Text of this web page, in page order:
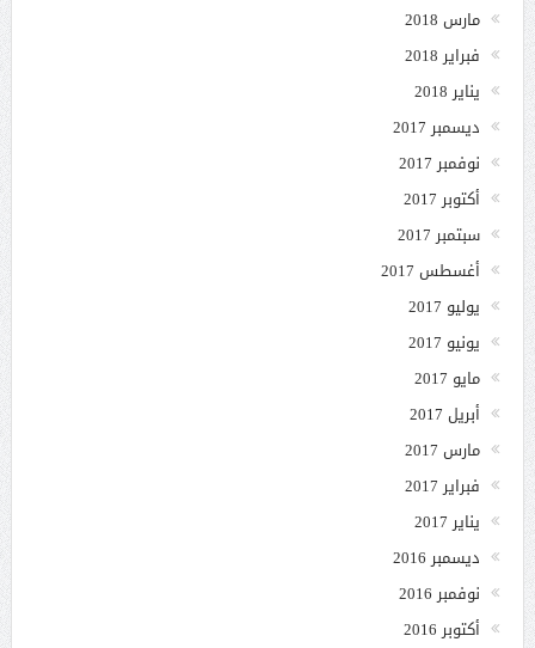
مارس 2018
فبراير 2018
يناير 2018
ديسمبر 2017
نوفمبر 2017
أكتوبر 2017
سبتمبر 2017
أغسطس 2017
يوليو 2017
يونيو 2017
مايو 2017
أبريل 2017
مارس 2017
فبراير 2017
يناير 2017
ديسمبر 2016
نوفمبر 2016
أكتوبر 2016